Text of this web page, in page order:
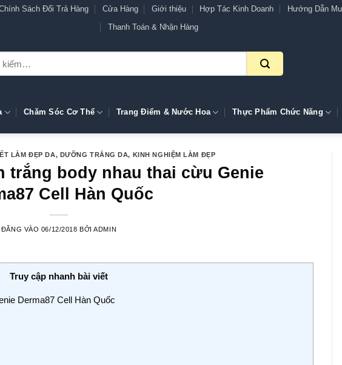
Sách Đổi Trả Hàng Cửa Hàng Giới thiệu Hợp Tác Kinh Doanh Hướng Dẫn
Thanh Toán & Nhận Hàng
Chăm Sóc Cơ Thể Trang Điểm & Nước Hoa Thực Phẩm Chức Năng
LÀM ĐẸP DA, DƯỠNG TRẮNG DA, KINH NGHIỆM LÀM ĐẸP
trắng body nhau thai cừu Genie
Cell Hàn Quốc
ĐĂNG VÀO 06/12/2018 BỞIADMIN
Truy cập nhanh bài viết
Derma87 Cell Hàn Quốc